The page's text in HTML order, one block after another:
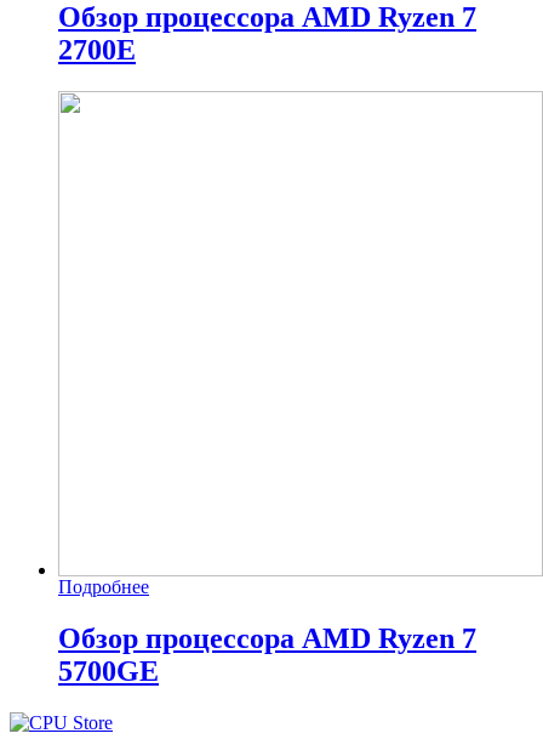
Обзор процессора AMD Ryzen 7
2700E
Подробнее
Обзор процессора AMD Ryzen 7
5700GE